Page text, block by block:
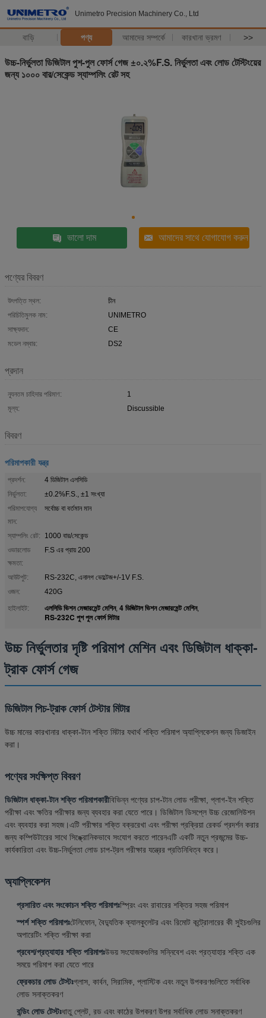
Unimetro Precision Machinery Co., Ltd
বাড়ি পণ্য আমাদের সম্পর্কে কারখানা ভ্রমণ >>
উচ্চ-নির্ভুলতা ডিজিটাল পুশ-পুল ফোর্স গেজ ±০.২%F.S. নির্ভুলতা এবং লোড টেস্টিংয়ের
জন্য ১০০০ বার/সেকেন্ড স্যাম্পলিং রেট সহ
ভালো দাম আমাদের সাথে যোগাযোগ করুন
পণ্যের বিবরণ
উৎপত্তি স্থল:
চীন
পরিচিতিমুলক নাম:
UNIMETRO
সাক্ষ্যদান:
CE
মডেল নম্বার:
DS2
প্রদান
ন্যূনতম চাহিদার পরিমাণ:
1
মূল্য:
Discussible
বিবরণ
পরিমাপকারী যন্ত্র
প্রদর্শন:
4 ডিজিটাল এলসিডি
নির্ভুলতা:
±0.2%F.S., ±1 সংখ্যা
পরিমাপযোগ্য
মান:
সর্বোচ্চ বা বর্তমান মান
স্যাম্পলিং রেট:
1000 বার/সেকেন্ড
ওভারলোড
ক্ষমতা:
F.S এর প্রায় 200
আউটপুট:
RS-232C, এনালগ ভোল্টেজ+/-1V F.S.
ওজন:
420G
হাইলাইট:
এলসিডি ভিশন মেজারমেন্ট মেশিন, 4 ডিজিটাল ভিশন মেজারমেন্ট মেশিন,
RS-232C পুশ পুল ফোর্স মিটার
উচ্চ নির্ভুলতার দৃষ্টি পরিমাপ মেশিন এবং ডিজিটাল ধাক্কা-
ট্রাক ফোর্স গেজ
ডিজিটাল পিচ-ট্রাক ফোর্স টেস্টার মিটার
উচ্চ মানের কারখানার ধাক্কা-টান শক্তি মিটার যথার্থ শক্তি পরিমাপ অ্যাপ্লিকেশন জন্য ডিজাইন
করা।
পণ্যের সংক্ষিপ্ত বিবরণ
ডিজিটাল ধাক্কা-টান শক্তি পরিমাপকারীবিভিন্ন পণ্যের চাপ-টান লোড পরীক্ষা, প্লাগ-ইন শক্তি
পরীক্ষা এবং ক্ষতির পরীক্ষার জন্য ব্যবহার করা যেতে পারে। ডিজিটাল ডিসপ্লে উচ্চ রেজোলিউশন
এবং ব্যবহার করা সহজ।এটি পরীক্ষার শক্তি বক্ররেখা এবং পরীক্ষা প্রক্রিয়া রেকর্ড প্রদর্শন করার
জন্য কম্পিউটারের সাথে সিঙ্ক্রোনিকভাবে সংযোগ করতে পারেনএটি একটি নতুন প্রজন্মের উচ্চ-
কার্যকারিতা এবং উচ্চ-নির্ভুলতা লোড চাপ-ট্রল পরীক্ষার যন্ত্রের প্রতিনিধিত্ব করে।
অ্যাপ্লিকেশন
প্রসারিত এবং সংকোচন শক্তি পরিমাপঃস্প্রিং এবং রাবারের শক্তির সহজ পরিমাপ
স্পর্শ শক্তি পরিমাপঃটেলিফোন, বৈদ্যুতিক ক্যালকুলেটর এবং রিমোট কন্ট্রোলারের কী সুইচগুলির
অপারেটিং শক্তি পরীক্ষা করা
প্রবেশ/প্রত্যাহার শক্তি পরিমাপঃউভয় সংযোজকগুলির সন্নিবেশ এবং প্রত্যাহার শক্তি এক
সময়ে পরিমাপ করা যেতে পারে
ফ্রেকচার লোড টেস্টঃগ্লাস, কার্বন, সিরামিক, প্লাস্টিক এবং নতুন উপকরণগুলিতে সর্বাধিক
লোড সনাক্তকরণ
বন্ডিং লোড টেস্টঃধাতু প্লেট, রড এবং কাঠের উপকরণ উপর সর্বাধিক লোড সনাক্তকরণ